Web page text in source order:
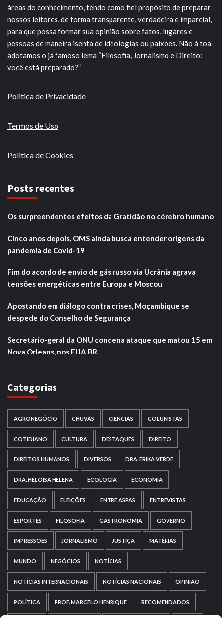
áreas do conhecimento, tendo como fiel propósito de preparar
nossos leitores, de forma transparente, verdadeira e imparcial,
para que possa formar sua opinião sobre fatos, lugares e
pessoas de maneira isenta de ideologias ou paixões. Não à toa
adotamos o já famoso lema “Filosofia, Jornalismo e Direito:
você está preparado?”
Politica de Privacidade
Termos de Uso
Politica de Cookies
Posts recentes
Os surpreendentes efeitos da Gratidão no cérebro humano
Cinco anos depois, OMS ainda busca entender origens da
pandemia de Covid-19
Fim do acordo de envio de gás russo via Ucrânia agrava
tensões energéticas entre Europa e Moscou
Apostando em diálogo contra crises, Moçambique se
despede do Conselho de Segurança
Secretário-geral da ONU condena ataque que matou 15 em
Nova Orleans, nos EUA BR
Categorias
AGRONEGÓCIO CHUVAS CIÊNCIAS COLUNISTAS
COTIDIANO CULTURA DESTAQUES DIREITO
DIREITOS HUMANOS DIVERSOS DRA. ERIKA VERDE
DRA. HELOISA HELENA ECOLOGIA ECONOMIA
EDUCAÇÃO ELEIÇÕES ENTRE ASPAS ENTREVISTAS
ESPORTES FILOSOFIA GASTRONOMIA GOVERNO
IMPRESSÕES JORNALISMO JUSTIÇA MATÉRIAS
MUNDO NEGÓCIOS NOTÍCIAS
NOTÍCIAS INTERNACIONAIS NOTÍCIAS NACIONAIS OPINIÃO
POLÍTICA PROF. MARCELO HENRIQUE RECOMENDADOS